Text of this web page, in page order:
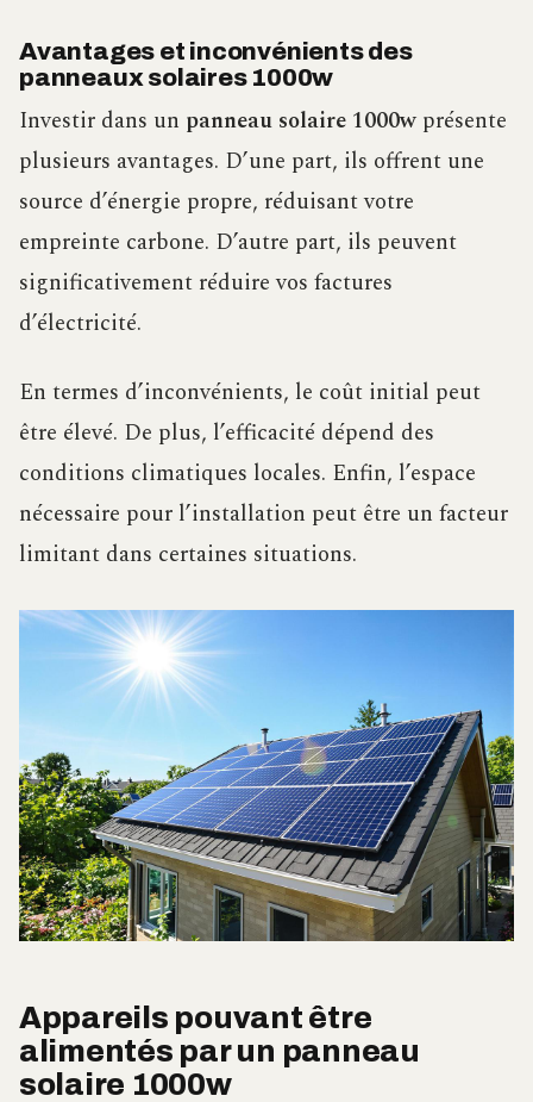
Avantages et inconvénients des
panneaux solaires 1000w
Investir dans un panneau solaire 1000w présente
plusieurs avantages. D’une part, ils offrent une
source d’énergie propre, réduisant votre
empreinte carbone. D’autre part, ils peuvent
significativement réduire vos factures
d’électricité.
En termes d’inconvénients, le coût initial peut
être élevé. De plus, l’efficacité dépend des
conditions climatiques locales. Enfin, l’espace
nécessaire pour l’installation peut être un facteur
limitant dans certaines situations.
Appareils pouvant être
alimentés par un panneau
solaire 1000w